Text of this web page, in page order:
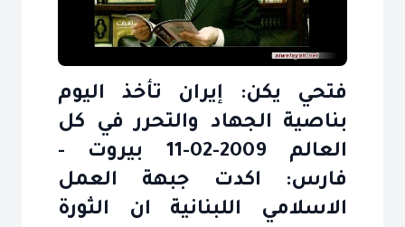
فتحي يكن: إيران تأخذ اليوم
بناصية الجهاد والتحرر في كل
العالم 2009-02-11 بيروت -
فارس: اكدت جبهة العمل
الاسلامي اللبنانية ان الثورة